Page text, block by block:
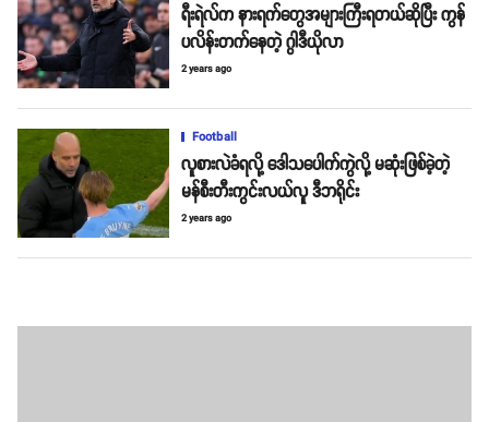
ရီးရဲလ်က နားရက်တွေအများကြီးရတယ်ဆိုပြီး ကွန်
ပလိန်းတက်နေတဲ့ ဂွါဒီယိုလာ
2 years ago
Football
လူစားလဲခံရလို့ ဒေါသပေါက်ကွဲလို့ မဆုံးဖြစ်ခဲ့တဲ့
မန်စီးတီးကွင်းလယ်လူ ဒီဘရိုင်း
2 years ago